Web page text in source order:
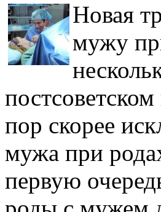
Новая
мужу
пор скорее
мужа при
первую